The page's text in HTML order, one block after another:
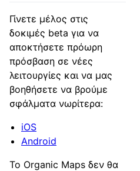
Γίνετε μέλος στις
δοκιμές beta για να
αποκτήσετε πρόωρη
πρόσβαση σε νέες
λειτουργίες και να μας
βοηθήσετε να βρούμε
σφάλματα νωρίτερα:
iOS
Android
Το Organic Maps δεν θα